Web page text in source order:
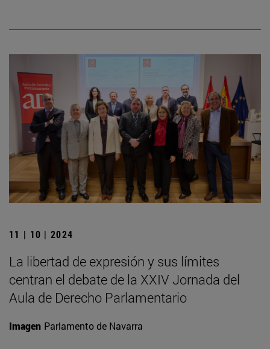
11 | 10 | 2024
La libertad de expresión y sus límites
centran el debate de la XXIV Jornada del
Aula de Derecho Parlamentario
Imagen Parlamento de Navarra